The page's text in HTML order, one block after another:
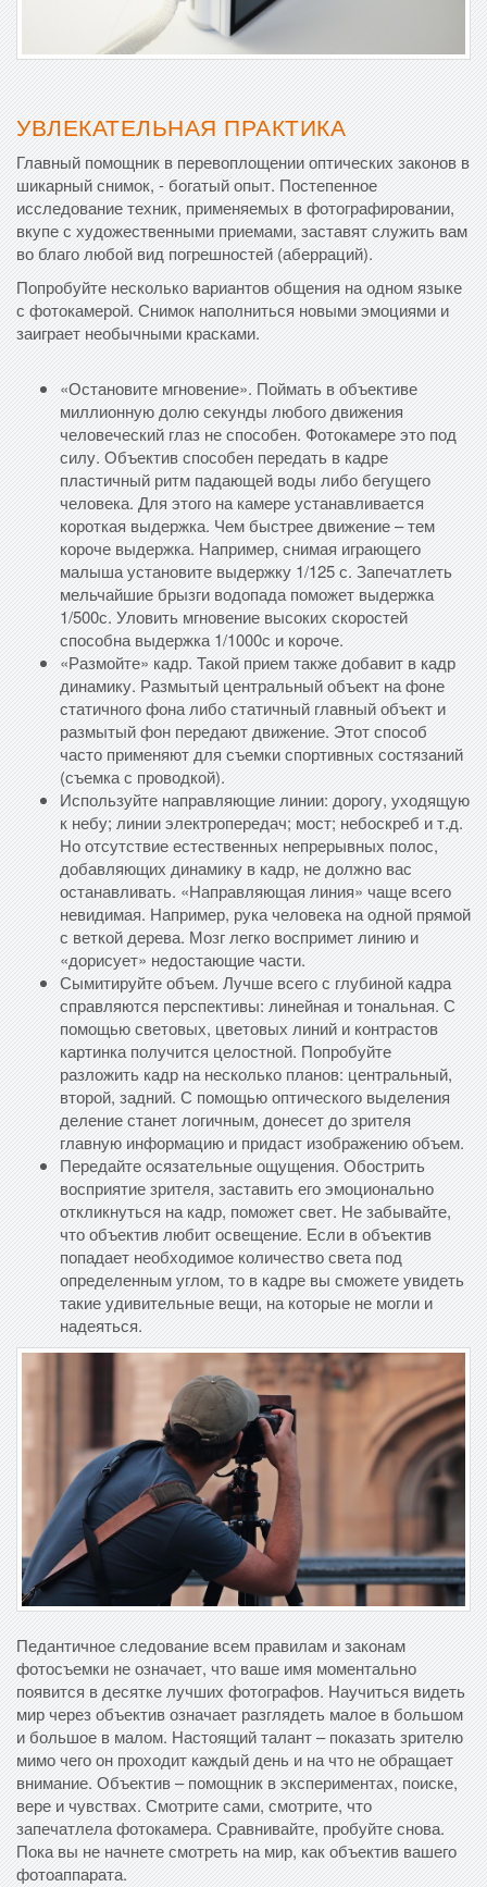
УВЛЕКАТЕЛЬНАЯ ПРАКТИКА
Главный помощник в перевоплощении оптических законов в
шикарный снимок, - богатый опыт. Постепенное
исследование техник, применяемых в фотографировании,
вкупе с художественными приемами, заставят служить вам
во благо любой вид погрешностей (аберраций).
Попробуйте несколько вариантов общения на одном языке
с фотокамерой. Снимок наполниться новыми эмоциями и
заиграет необычными красками.
«Остановите мгновение». Поймать в объективе
миллионную долю секунды любого движения
человеческий глаз не способен. Фотокамере это под
силу. Объектив способен передать в кадре
пластичный ритм падающей воды либо бегущего
человека. Для этого на камере устанавливается
короткая выдержка. Чем быстрее движение – тем
короче выдержка. Например, снимая играющего
малыша установите выдержку 1/125 с. Запечатлеть
мельчайшие брызги водопада поможет выдержка
1/500с. Уловить мгновение высоких скоростей
способна выдержка 1/1000с и короче.
«Размойте» кадр. Такой прием также добавит в кадр
динамику. Размытый центральный объект на фоне
статичного фона либо статичный главный объект и
размытый фон передают движение. Этот способ
часто применяют для съемки спортивных состязаний
(съемка с проводкой).
Используйте направляющие линии: дорогу, уходящую
к небу; линии электропередач; мост; небоскреб и т.д.
Но отсутствие естественных непрерывных полос,
добавляющих динамику в кадр, не должно вас
останавливать. «Направляющая линия» чаще всего
невидимая. Например, рука человека на одной прямой
с веткой дерева. Мозг легко воспримет линию и
«дорисует» недостающие части.
Сымитируйте объем. Лучше всего с глубиной кадра
справляются перспективы: линейная и тональная. С
помощью световых, цветовых линий и контрастов
картинка получится целостной. Попробуйте
разложить кадр на несколько планов: центральный,
второй, задний. С помощью оптического выделения
деление станет логичным, донесет до зрителя
главную информацию и придаст изображению объем.
Передайте осязательные ощущения. Обострить
восприятие зрителя, заставить его эмоционально
откликнуться на кадр, поможет свет. Не забывайте,
что объектив любит освещение. Если в объектив
попадает необходимое количество света под
определенным углом, то в кадре вы сможете увидеть
такие удивительные вещи, на которые не могли и
надеяться.
Педантичное следование всем правилам и законам
фотосъемки не означает, что ваше имя моментально
появится в десятке лучших фотографов. Научиться видеть
мир через объектив означает разглядеть малое в большом
и большое в малом. Настоящий талант – показать зрителю
мимо чего он проходит каждый день и на что не обращает
внимание. Объектив – помощник в экспериментах, поиске,
вере и чувствах. Смотрите сами, смотрите, что
запечатлела фотокамера. Сравнивайте, пробуйте снова.
Пока вы не начнете смотреть на мир, как объектив вашего
фотоаппарата.